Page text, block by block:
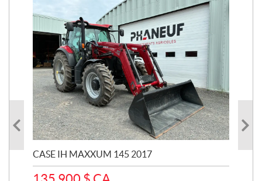
CASE IH MAXXUM 145 2017